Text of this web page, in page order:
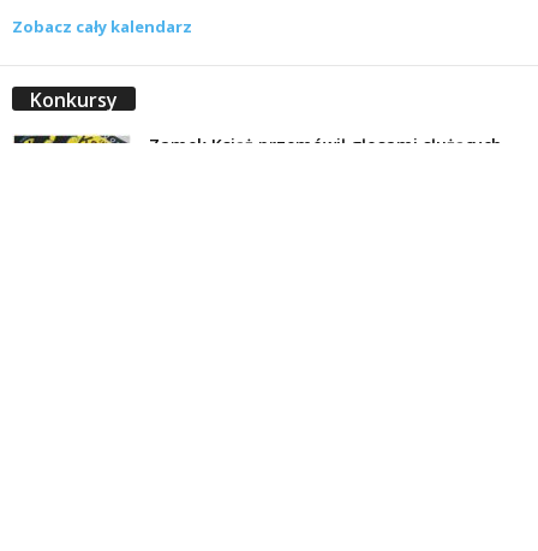
Zobacz cały kalendarz
Konkursy
Zamek Książ przemówił głosami służących.